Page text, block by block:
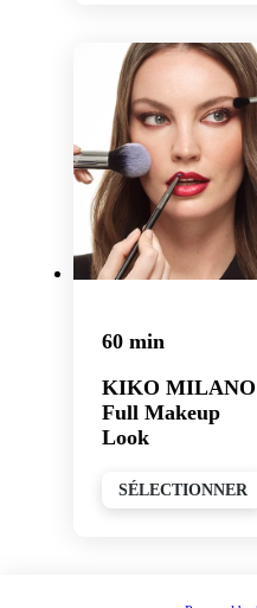
60 min
KIKO MILANO
Full Makeup
Look
SÉLECTIONNER